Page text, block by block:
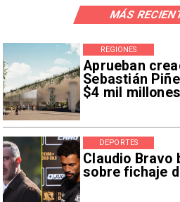
Aprueban
Sebastián
$4 mil millones
REGIONES
Claudio Bravo
sobre fichaje
DEPORTES
MÁS